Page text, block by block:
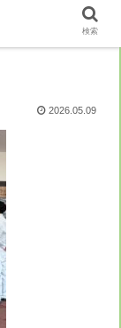
2026.05.09
検索